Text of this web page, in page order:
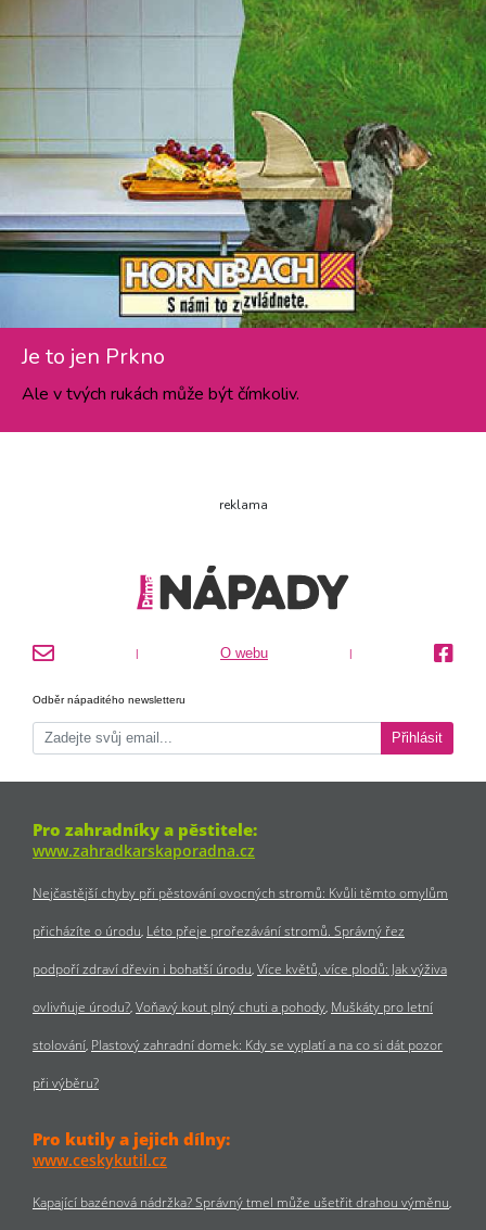
Je to jen Prkno
Ale v tvých rukách může být čímkoliv.
reklama
| O webu |
Odběr nápaditého newsletteru
Přihlásit
Pro zahradníky a pěstitele:
www.zahradkarskaporadna.cz
Nejčastější chyby při pěstování ovocných stromů: Kvůli těmto omylům
přicházíte o úrodu Léto přeje prořezávání stromů. Správný řez
podpoří zdraví dřevin i bohatší úrodu Více květů, více plodů: Jak výživa
ovlivňuje úrodu? Voňavý kout plný chuti a pohody Muškáty pro letní
stolování Plastový zahradní domek: Kdy se vyplatí a na co si dát pozor
při výběru?
Pro kutily a jejich dílny:
www.ceskykutil.cz
Kapající bazénová nádržka? Správný tmel může ušetřit drahou výměnu